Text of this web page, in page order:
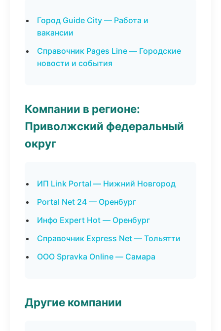
Город Guide City — Работа и
вакансии
Справочник Pages Line — Городские
новости и события
Компании в регионе:
Приволжский федеральный
округ
ИП Link Portal — Нижний Новгород
Portal Net 24 — Оренбург
Инфо Expert Hot — Оренбург
Справочник Express Net — Тольятти
ООО Spravka Online — Самара
Другие компании